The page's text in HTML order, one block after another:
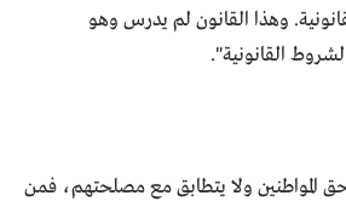
وهذا القانون لم يدرس وهو
القانونية".
المواطنين ولا يتطابق مع مصلحتهم، فمن